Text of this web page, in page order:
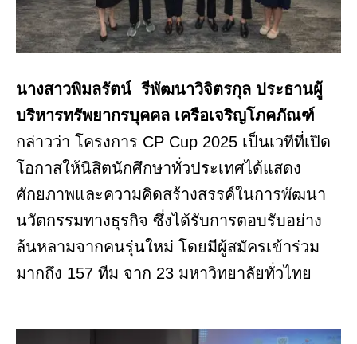
นางสาวพิมลรัตน์ รีพัฒนาวิจิตรกุล ประธานผู้
บริหารทรัพยากรบุคคล เครือเจริญโภคภัณฑ์
กล่าวว่า โครงการ CP Cup 2025 เป็นเวทีที่เปิด
โอกาสให้นิสิตนักศึกษาทั่วประเทศได้แสดง
ศักยภาพและความคิดสร้างสรรค์ในการพัฒนา
นวัตกรรมทางธุรกิจ ซึ่งได้รับการตอบรับอย่าง
ล้นหลามจากคนรุ่นใหม่ โดยมีผู้สมัครเข้าร่วม
มากถึง 157 ทีม จาก 23 มหาวิทยาลัยทั่วไทย